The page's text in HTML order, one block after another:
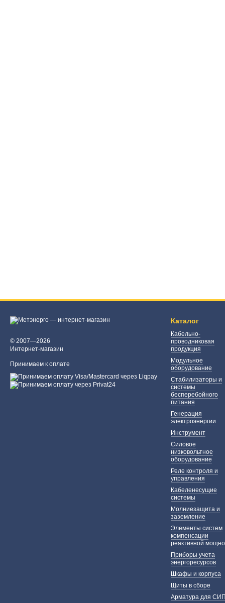
© 2007—2026
Интернет-магазин
Принимаем к оплате
Каталог
Кабельно-
проводниковая
продукция
Модульное
оборудование
Стабилизаторы и
системы
бесперебойного
питания
Генерация
электроэнергии
Инструмент
Силовое
низковольтное
оборудование
Реле контроля и
управления
Кабеленесущие
системы
Молниезащита и
заземление
Элементы систем
компенсации
реактивной
Приборы учета
энергоресурсов
Шкафы и корпуса
Щиты в сборе
Арматура для